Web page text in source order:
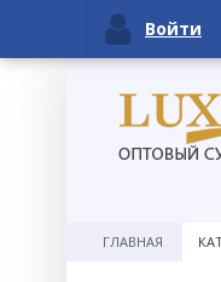
ГЛАВНАЯ
Войти